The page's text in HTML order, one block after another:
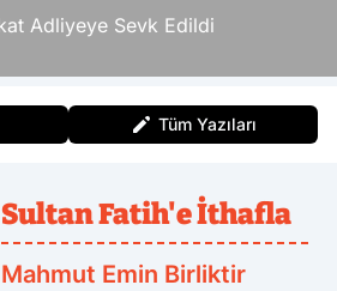
Adliyeye Sevk Edildi
Tüm Yazıları
Sultan Fatih'e İthafla
Mahmut Emin Birliktir